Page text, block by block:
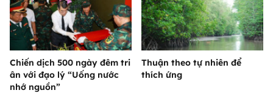
Chiến dịch 500 ngày đêm tri
ân với đạo lý “Uống nước
nhớ nguồn”
Thuận theo tự nhiên để
thích ứng